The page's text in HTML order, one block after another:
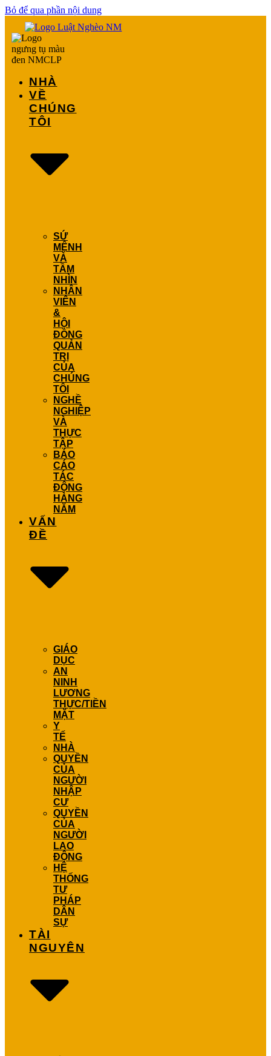
Bỏ để qua phần nội dung
NHÀ
VỀ
CHÚNG
TÔI
SỨ
MỆNH
VÀ
TẦM
NHÌN
NHÂN
VIÊN
&
HỘI
ĐỒNG
QUẢN
TRỊ
CỦA
CHÚNG
TÔI
NGHỀ
NGHIỆP
VÀ
THỰC
TẬP
BÁO
CÁO
TÁC
ĐỘNG
HÀNG
NĂM
VẤN
ĐỀ
GIÁO
DỤC
AN
NINH
LƯƠNG
THỰC/TIỀN
MẶT
Y
TẾ
NHÀ
QUYỀN
CỦA
NGƯỜI
NHẬP
CƯ
QUYỀN
CỦA
NGƯỜI
LAO
ĐỘNG
HỆ
THỐNG
TƯ
PHÁP
DÂN
SỰ
TÀI
NGUYÊN